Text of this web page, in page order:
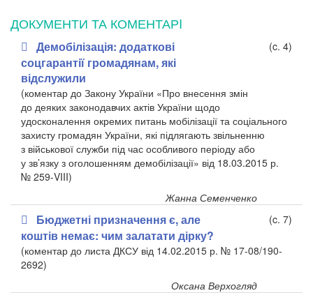
ДОКУМЕНТИ ТА КОМЕНТАРI
Демобілізація: додаткові
соцгарантії громадянам, які
відслужили
(c. 4)
(коментар до Закону України «Про внесення змін
до деяких законодавчих актів України щодо
удосконалення окремих питань мобілізації та соціального
захисту громадян України, які підлягають звільненню
з військової служби під час особливого періоду або
у зв’язку з оголошенням демобілізації» від 18.03.2015 р.
№ 259-VIII)
Жанна Семенченко
Бюджетні призначення є, але
коштів немає: чим залатати дірку?
(c. 7)
(коментар до листа ДКСУ від 14.02.2015 р. № 17-08/190-
2692)
Оксана Верхогляд